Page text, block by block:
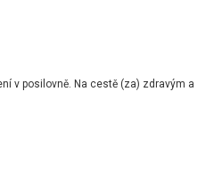
v posilovně. Na cestě (za) zdravým a